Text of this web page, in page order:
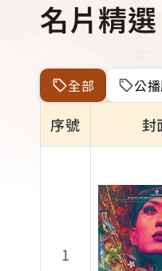
名片精選
全部 公
序號 封
1